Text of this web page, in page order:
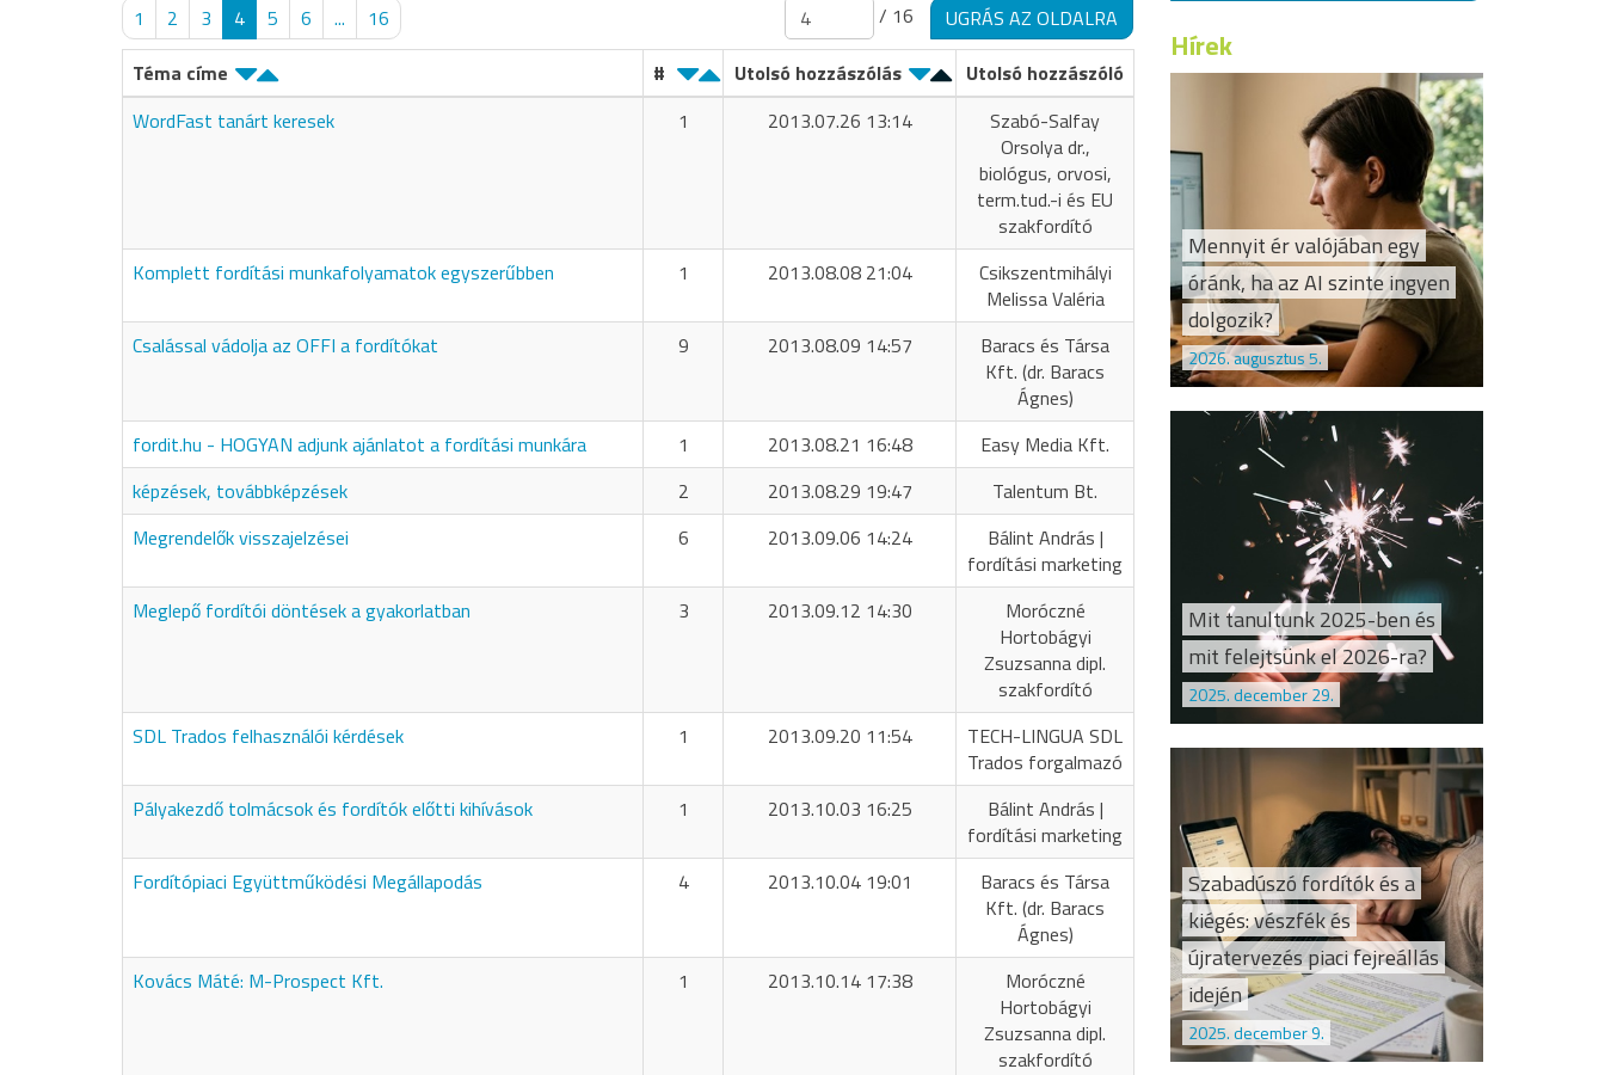
1 2 3 4 5 6 ... 16 / 16
UGRÁS AZ OLDALRA
Téma címe
# Utolsó hozzászólás
Utolsó hozzászóló
WordFast tanárt keresek
1 2013.07.26 13:14
Szabó-Salfay
Orsolya dr.,
biológus, orvosi,
term.tud.-i és EU
szakfordító
Komplett fordítási munkafolyamatok egyszerűbben
1 2013.08.08 21:04
Csikszentmihályi
Melissa Valéria
Csalással vádolja az OFFI a fordítókat
9 2013.08.09 14:57
Baracs és Társa
Kft. (dr. Baracs
Ágnes)
fordit.hu - HOGYAN adjunk ajánlatot a fordítási munkára
1 2013.08.21 16:48
Easy Media Kft.
képzések, továbbképzések
2 2013.08.29 19:47
Talentum Bt.
Megrendelők visszajelzései
6 2013.09.06 14:24
Bálint András |
fordítási marketing
Meglepő fordítói döntések a gyakorlatban
3 2013.09.12 14:30
Moróczné
Hortobágyi
Zsuzsanna dipl.
szakfordító
SDL Trados felhasználói kérdések
1 2013.09.20 11:54
TECH-LINGUA SDL
Trados forgalmazó
Pályakezdő tolmácsok és fordítók előtti kihívások
1 2013.10.03 16:25
Bálint András |
fordítási marketing
Fordítópiaci Együttműködési Megállapodás
4 2013.10.04 19:01
Baracs és Társa
Kft. (dr. Baracs
Ágnes)
Kovács Máté: M-Prospect Kft.
1 2013.10.14 17:38
Moróczné
Hortobágyi
Zsuzsanna dipl.
szakfordító
Hírek
Mennyit ér valójában egy
óránk, ha az AI szinte ingyen
dolgozik?
2026. augusztus 5.
Mit tanultunk 2025-ben és
mit felejtsünk el 2026-ra?
2025. december 29.
Szabadúszó fordítók és a
kiégés: vészfék és
újratervezés piaci fejreállás
idején
2025. december 9.